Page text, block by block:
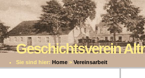
Geschichtsverein
Sie sind hier: Home > Vereinsarbeit